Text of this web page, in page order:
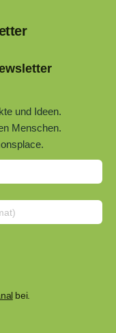
und Ideen.
Menschen.
bei.